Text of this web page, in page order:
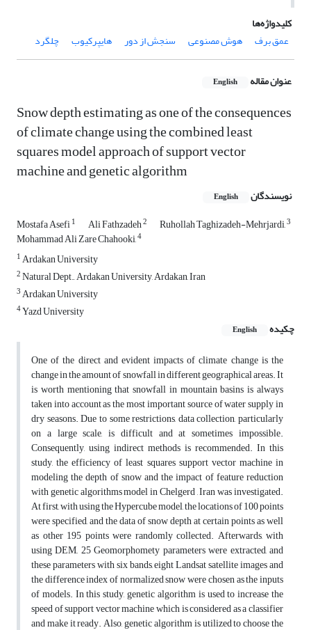
کلیدواژه‌ها
عمق برف
هوش مصنوعی سنجش از دور هایپرکیوب چلگرد
عنوان مقاله English
Snow depth estimating as one of the consequences
of climate change using the combined least
squares model approach of support vector
machine and genetic algorithm
نویسندگان English
Mostafa Asefi1 Ali Fathzadeh2 Ruhollah Taghizadeh-Mehrjardi,3
Mohammad Ali Zare Chahooki,4
1Ardakan University
2Natural Dept., Ardakan University, Ardakan, Iran
3Ardakan University
4Yazd University
چکیده
English
One of the direct and evident impacts of climate change is the
change in the amount of snowfall in different geographical areas. It
is worth mentioning that snowfall in mountain basins is always
taken into account as the most important source of water supply in
dry seasons. Due to some restrictions, data collection, particularly
on a large scale, is difficult and at sometimes impossible.
Consequently, using indirect methods is recommended. In this
study, the efficiency of least squares support vector machine in
modeling the depth of snow and the impact of feature reduction
with genetic algorithms model in Chelgerd , Iran was investigated.
At first, with using the Hypercube model, the locations of 100 points
were specified, and the data of snow depth at certain points as well
as other 195 points were randomly collected. Afterwards, with
using DEM,, 25 Geomorphomety parameters were extracted, and
these parameters with six bands, eight Landsat satellite images and
the difference index of normalized snow were chosen as the inputs
of models. In this study, genetic algorithm is used to increase the
speed of support vector machine which is considered as a classifier
and make it ready. Also, genetic algorithm is utilized to choose the